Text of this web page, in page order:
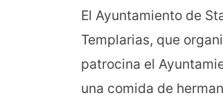
El Ayuntamiento de
Templarias, que
patrocina el
una comida de